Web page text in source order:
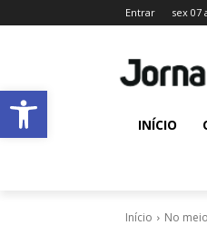
Abrir a barra de ferramentas
Entrar sex 07
INÍCIO
Início No